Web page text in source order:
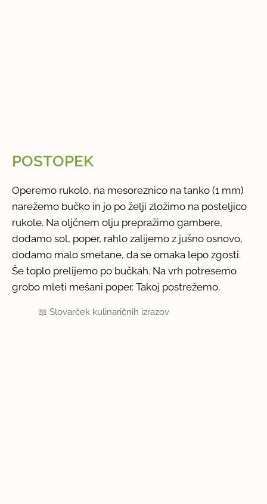
POSTOPEK
Operemo rukolo, na mesoreznico na tanko (1 mm)
narežemo bučko in jo po želji zložimo na posteljico
rukole. Na oljčnem olju prepražimo gambere,
dodamo sol, poper, rahlo zalijemo z jušno osnovo,
dodamo malo smetane, da se omaka lepo zgosti.
Še toplo prelijemo po bučkah. Na vrh potresemo
grobo mleti mešani poper. Takoj postrežemo.
📖Slovarček kulinaričnih izrazov